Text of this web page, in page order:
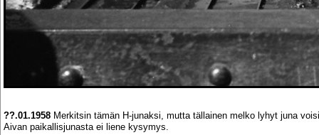
??.01.1958 Merkitsin tämän H-junaksi, mutta tällainen melko lyhyt juna
Aivan paikallisjunasta ei liene kysymys.